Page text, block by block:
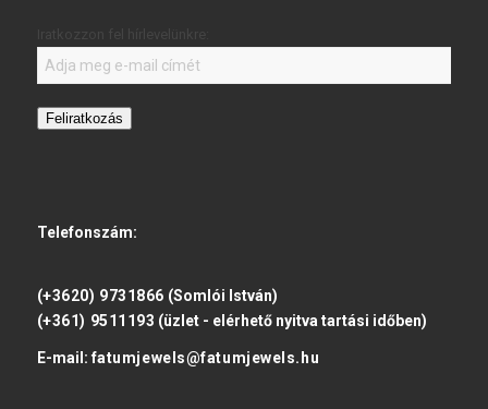
Feliratkozás
Telefonszám:
(+3620) 9731866 (Somlói István)
(+361) 9511193 (üzlet - elérhető nyitva tartási időben)
E-mail: fatumjewels@fatumjewels.hu